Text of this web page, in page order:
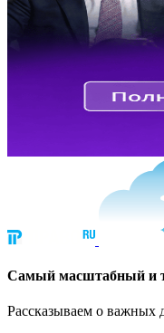
Cамый масштабный и
Рассказываем о важных